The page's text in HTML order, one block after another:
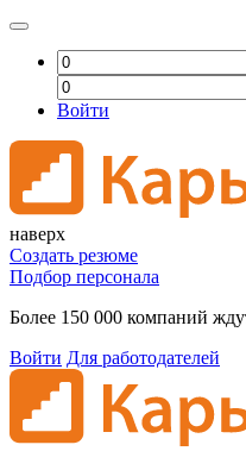
Войти
наверх
Создать резюме
Подбор персонала
Более 150 000 компаний
Войти Для работодателей